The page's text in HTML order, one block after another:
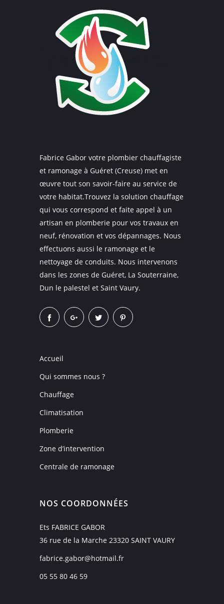
Fabrice Gabor votre plombier chauffagiste
et ramonage à Guéret (Creuse) met en
œuvre tout son savoir-faire au service de
votre habitat.Trouvez la solution chauffage
qui vous correspond et faite appel à un
artisan en plomberie pour vos travaux en
neuf, rénovation et vos dépannages. Nous
effectuons aussi le ramonage et le
nettoyage de conduits. Nous intervenons
dans les zones de Guéret, La Souterraine,
Dun le palestel et Saint Vaury.
Accueil
Qui sommes nous ?
Chauffage
Climatisation
Plomberie
Zone d’intervention
Centrale de ramonage
NOS COORDONNÉES
Ets FABRICE GABOR
36 rue de la Marche 23320 SAINT VAURY
fabrice.gabor@hotmail.fr
05 55 80 46 59